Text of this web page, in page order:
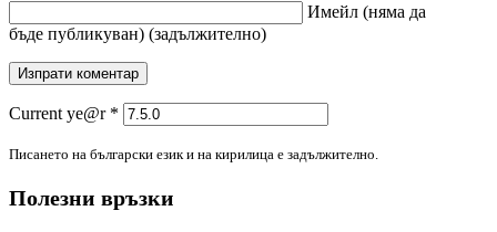
Имейл (няма да
бъде публикуван) (задължително)
Current ye@r *
Писането на български език и на кирилица е задължително.
Полезни връзки